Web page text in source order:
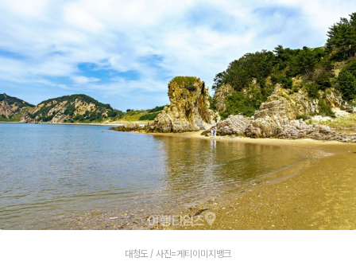
대청도 / 사진=게티이미지뱅크